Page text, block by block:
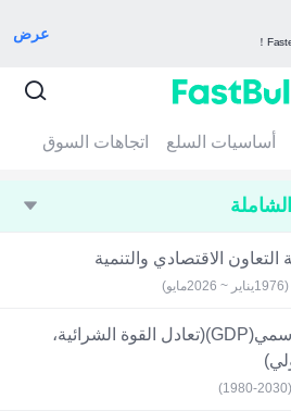
عرض
أساسيات السلع اتجاهات السوق
الاقتصادي والتنمية
الناتج المحلي الإجمالي الاسمي(GDP)(تعادل القوة الشرائية،